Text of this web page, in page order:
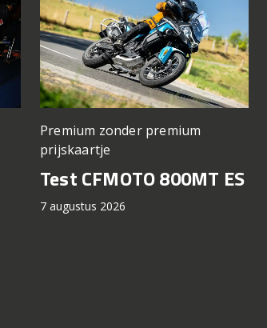
Premium zonder premium
prijskaartje
Test CFMOTO 800MT ES
7 augustus 2026